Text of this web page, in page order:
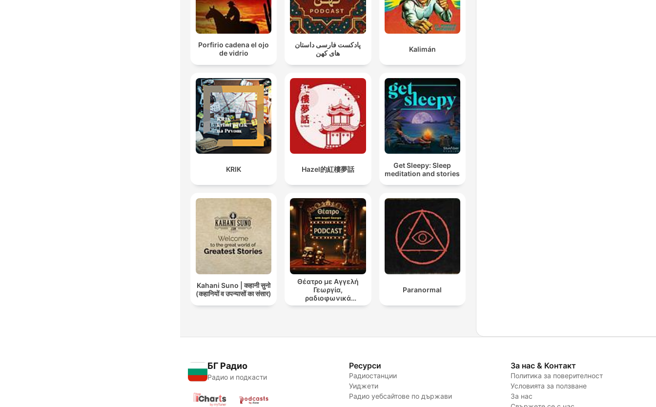
Porfirio cadena el ojo
de vidrio
پادکست فارسی داستان
های کهن
Kalimán
KRIK Hazel的紅樓夢話
Get Sleepy: Sleep
meditation and stories
Kahani Suno | कहानी सुनो
(कहानियों व उपन्यासों का संसार)
Θέατρο με Αγγελή
Γεωργία,
ραδιοφωνικά
θεατρικά έργα
Paranormal
БГ Радио
Радио и подкасти
Ресурси
Радиостанции
Уиджети
Радио уебсайтове по държави
За нас & Контакт
Политика за поверителност
Условията за ползване
За нас